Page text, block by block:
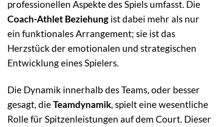
professionellen Aspekte des Spiels umfasst. Die
Coach-Athlet Beziehung ist dabei mehr als nur
ein funktionales Arrangement; sie ist das
Herzstück der emotionalen und strategischen
Entwicklung eines Spielers.
Die Dynamik innerhalb des Teams, oder besser
gesagt, dieTeamdynamik , spielt eine wesentliche
Rolle für Spitzenleistungen auf dem Court. Dieser